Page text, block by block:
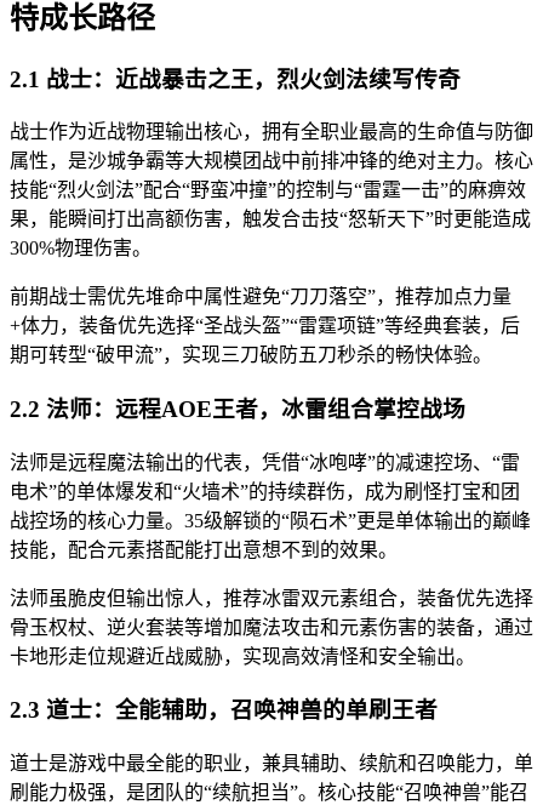
特成长路径
2.1 战士：近战暴击之王，烈火剑法续写传奇
战士作为近战物理输出核心，拥有全职业最高的生命值与防御
属性，是沙城争霸等大规模团战中前排冲锋的绝对主力。核心
技能“烈火剑法”配合“野蛮冲撞”的控制与“雷霆一击”的麻痹效
果，能瞬间打出高额伤害，触发合击技“怒斩天下”时更能造成
300%物理伤害。
前期战士需优先堆命中属性避免“刀刀落空”，推荐加点力量
+体力，装备优先选择“圣战头盔”“雷霆项链”等经典套装，后
期可转型“破甲流”，实现三刀破防五刀秒杀的畅快体验。
2.2 法师：远程AOE王者，冰雷组合掌控战场
法师是远程魔法输出的代表，凭借“冰咆哮”的减速控场、“雷
电术”的单体爆发和“火墙术”的持续群伤，成为刷怪打宝和团
战控场的核心力量。35级解锁的“陨石术”更是单体输出的巅峰
技能，配合元素搭配能打出意想不到的效果。
法师虽脆皮但输出惊人，推荐冰雷双元素组合，装备优先选择
骨玉权杖、逆火套装等增加魔法攻击和元素伤害的装备，通过
卡地形走位规避近战威胁，实现高效清怪和安全输出。
2.3 道士：全能辅助，召唤神兽的单刷王者
道士是游戏中最全能的职业，兼具辅助、续航和召唤能力，单
刷能力极强，是团队的“续航担当”。核心技能“召唤神兽”能召